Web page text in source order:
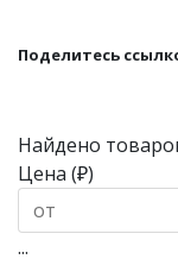
Поделитесь
Найдено
Цена (₽)
...